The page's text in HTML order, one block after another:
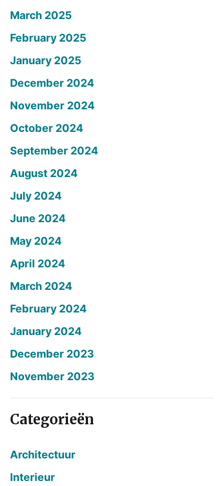
March 2025
February 2025
January 2025
December 2024
November 2024
October 2024
September 2024
August 2024
July 2024
June 2024
May 2024
April 2024
March 2024
February 2024
January 2024
December 2023
November 2023
Categorieën
Architectuur
Interieur